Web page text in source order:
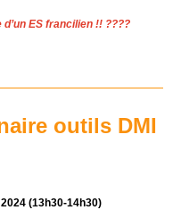
ES francilien !! ????
outils DMI
(13h30-14h30)